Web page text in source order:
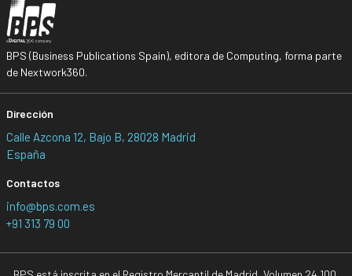
BPS (Business Publications Spain), editora de Computing, forma parte
de Nextwork360.
Dirección
Calle Azcona 12, Bajo B, 28028 Madrid
España
Contactos
info@bps.com.es
+91 313 79 00